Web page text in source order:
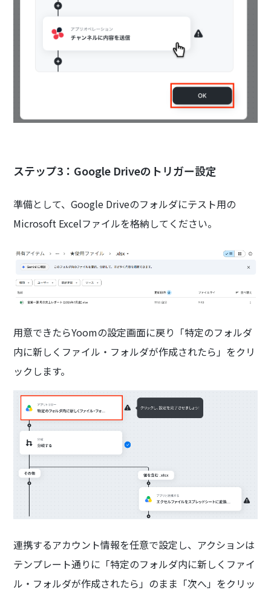
ステップ3：Google Driveのトリガー設定
準備として、Google Driveのフォルダにテスト用の
Microsoft Excelファイルを格納してください。
用意できたらYoomの設定画面に戻り「特定のフォルダ
内に新しくファイル・フォルダが作成されたら」をクリ
ックします。
連携するアカウント情報を任意で設定し、アクションは
テンプレート通りに「特定のフォルダ内に新しくファイ
ル・フォルダが作成されたら」のまま「次へ」をクリッ